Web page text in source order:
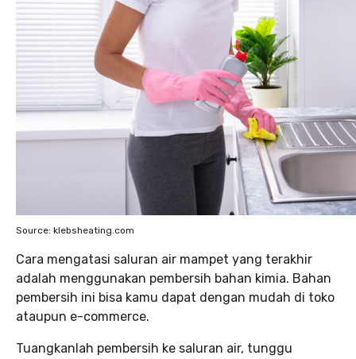
Source: klebsheating.com
Cara mengatasi saluran air mampet yang terakhir
adalah menggunakan pembersih bahan kimia. Bahan
pembersih ini bisa kamu dapat dengan mudah di toko
ataupun e-commerce.
Tuangkanlah pembersih ke saluran air, tunggu